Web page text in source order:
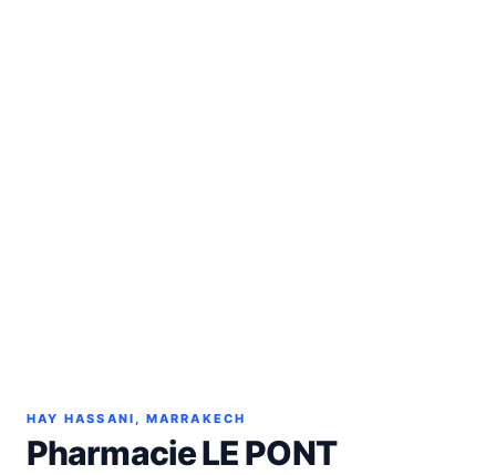
HAY HASSANI, MARRAKECH
Pharmacie LE PONT